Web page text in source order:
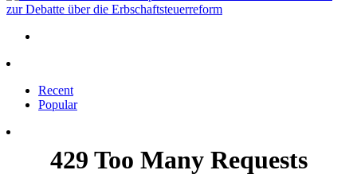
zur Debatte über die Erbschaftsteuerreform
Recent
Popular